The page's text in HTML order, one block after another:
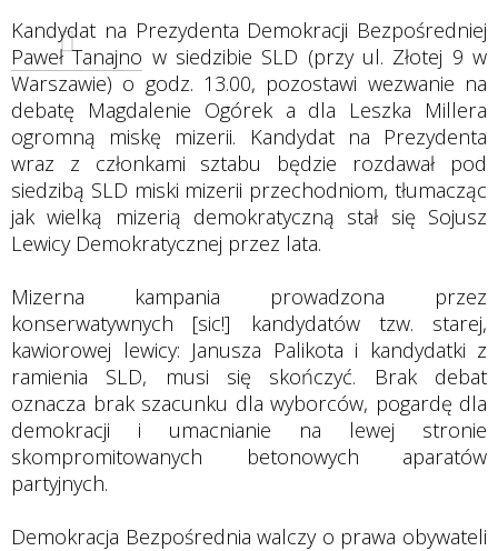
Kandydat na Prezydenta Demokracji Bezpośredniej
Paweł Tanajno w siedzibie SLD (przy ul. Złotej 9 w
Warszawie) o godz. 13.00, pozostawi wezwanie na
debatę Magdalenie Ogórek a dla Leszka Millera
ogromną miskę mizerii. Kandydat na Prezydenta
wraz z członkami sztabu będzie rozdawał pod
siedzibą SLD miski mizerii przechodniom, tłumacząc
jak wielką mizerią demokratyczną stał się Sojusz
Lewicy Demokratycznej przez lata.
Mizerna kampania prowadzona przez
konserwatywnych [sic!] kandydatów tzw. starej,
kawiorowej lewicy: Janusza Palikota i kandydatki z
ramienia SLD, musi się skończyć. Brak debat
oznacza brak szacunku dla wyborców, pogardę dla
demokracji i umacnianie na lewej stronie
skompromitowanych betonowych aparatów
partyjnych.
Demokracja Bezpośrednia walczy o prawa obywateli